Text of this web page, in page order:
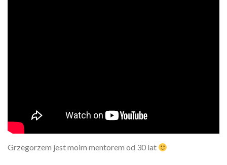
Grzegorzem jest moim mentorem od 30 lat